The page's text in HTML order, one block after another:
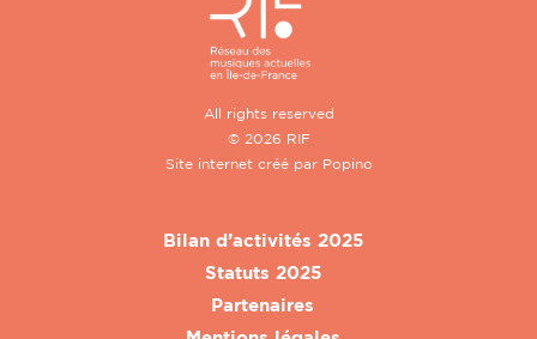
All rights reserved
© 2026 RIF
Site internet créé par Popino
Bilan d’activités 2025
Statuts 2025
Partenaires